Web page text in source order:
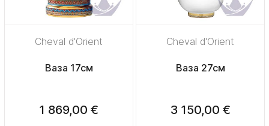
Cheval d'Orient
Ваза 17см
1 869,00 €
Cheval d'Orient
Ваза 27см
3 150,00 €